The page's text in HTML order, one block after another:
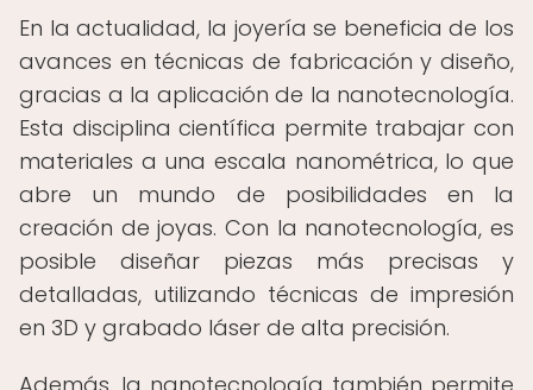
En la actualidad, la joyería se beneficia de los
avances en técnicas de fabricación y diseño,
gracias a la aplicación de la nanotecnología.
Esta disciplina científica permite trabajar con
materiales a una escala nanométrica, lo que
abre un mundo de posibilidades en la
creación de joyas. Con la nanotecnología, es
posible diseñar piezas más precisas y
detalladas, utilizando técnicas de impresión
en 3D y grabado láser de alta precisión.